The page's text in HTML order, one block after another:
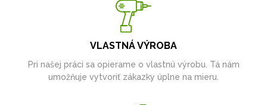
VLASTNÁ VÝROBA
Pri našej práci sa opierame o vlastnú výrobu. Tá nám
umožňuje vytvoriť zákazky úplne na mieru.